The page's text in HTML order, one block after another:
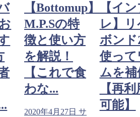
】
の特
使い方
説！
れで食
年4月27日 サ
【インプ
レ】リペア
ボンドZを
使ってワー
ムを補修。
【再利用が
可能】